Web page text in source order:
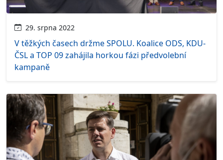
29. srpna 2022
V těžkých časech držme SPOLU. Koalice ODS, KDU-
ČSL a TOP 09 zahájila horkou fázi předvolební
kampaně